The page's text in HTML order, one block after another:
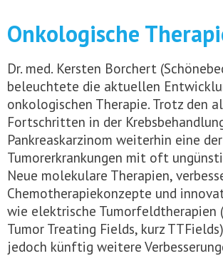
Onkologische
Dr. med. Kersten Borchert
beleuchtete die aktuellen
onkologischen Therapie. Trotz den
Fortschritten in der
Pankreaskarzinom weiterhin eine
Tumorerkrankungen mit oft
Neue molekulare Therapien,
Chemotherapiekonzepte und
wie elektrische Tumorfeldtherapien
Tumor Treating Fields, kurz
jedoch künftig weitere